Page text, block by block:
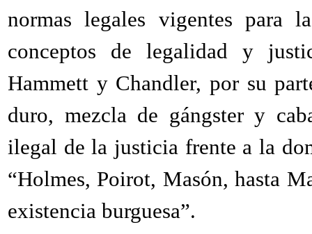
normas legales vigentes para
conceptos de legalidad y
Hammett y Chandler, por su
duro, mezcla de gángster y
ilegal de la justicia frente a la
“Holmes, Poirot, Masón, hasta
existencia burguesa”.